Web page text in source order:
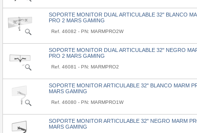
SOPORTE MONITOR DUAL ARTICULABLE 32" BLANCO
PRO 2 MARS GAMING
Ref. 46082 - PN: MARMPRO2W
SOPORTE MONITOR DUAL ARTICULABLE 32" NEGRO
PRO 2 MARS GAMING
Ref. 46081 - PN: MARMPRO2
SOPORTE MONITOR ARTICULABLE 32" BLANCO MARM
MARS GAMING
Ref. 46080 - PN: MARMPRO1W
SOPORTE MONITOR ARTICULABLE 32" NEGRO MARM
MARS GAMING